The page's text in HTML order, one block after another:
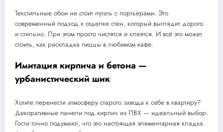
Текстильные обои не стоит путать с портьерами. Это
современный подход к отделке стен, который выглядит дорого
и стильно. При этом просто чистятся и клеятся. И всё это может
стоить, как раскладка пиццы в любимом кафе.
Имитация кирпича и бетона —
урбанистический шик
Хотите перенести атмосферу старого завода к себе в квартиру?
Декоративные панели под кирпич из ПВХ — идеальный выбор.
Гости точно подумают, что это настоящая элементарная кладка.